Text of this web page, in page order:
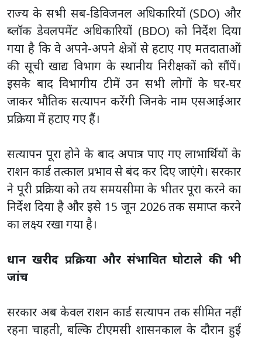
राज्य के सभी सब-डिविजनल अधिकारियों (SDO) और
ब्लॉक डेवलपमेंट अधिकारियों (BDO) को निर्देश दिया
गया है कि वे अपने-अपने क्षेत्रों से हटाए गए मतदाताओं
की सूची खाद्य विभाग के स्थानीय निरीक्षकों को सौंपें।
इसके बाद विभागीय टीमें उन सभी लोगों के घर-घर
जाकर भौतिक सत्यापन करेंगी जिनके नाम एसआईआर
प्रक्रिया में हटाए गए हैं।
सत्यापन पूरा होने के बाद अपात्र पाए गए लाभार्थियों के
राशन कार्ड तत्काल प्रभाव से बंद कर दिए जाएंगे। सरकार
ने पूरी प्रक्रिया को तय समयसीमा के भीतर पूरा करने का
निर्देश दिया है और इसे 15 जून 2026 तक समाप्त करने
का लक्ष्य रखा गया है।
धान खरीद प्रक्रिया और संभावित घोटाले की भी
जांच
सरकार अब केवल राशन कार्ड सत्यापन तक सीमित नहीं
रहना चाहती, बल्कि टीएमसी शासनकाल के दौरान हुई